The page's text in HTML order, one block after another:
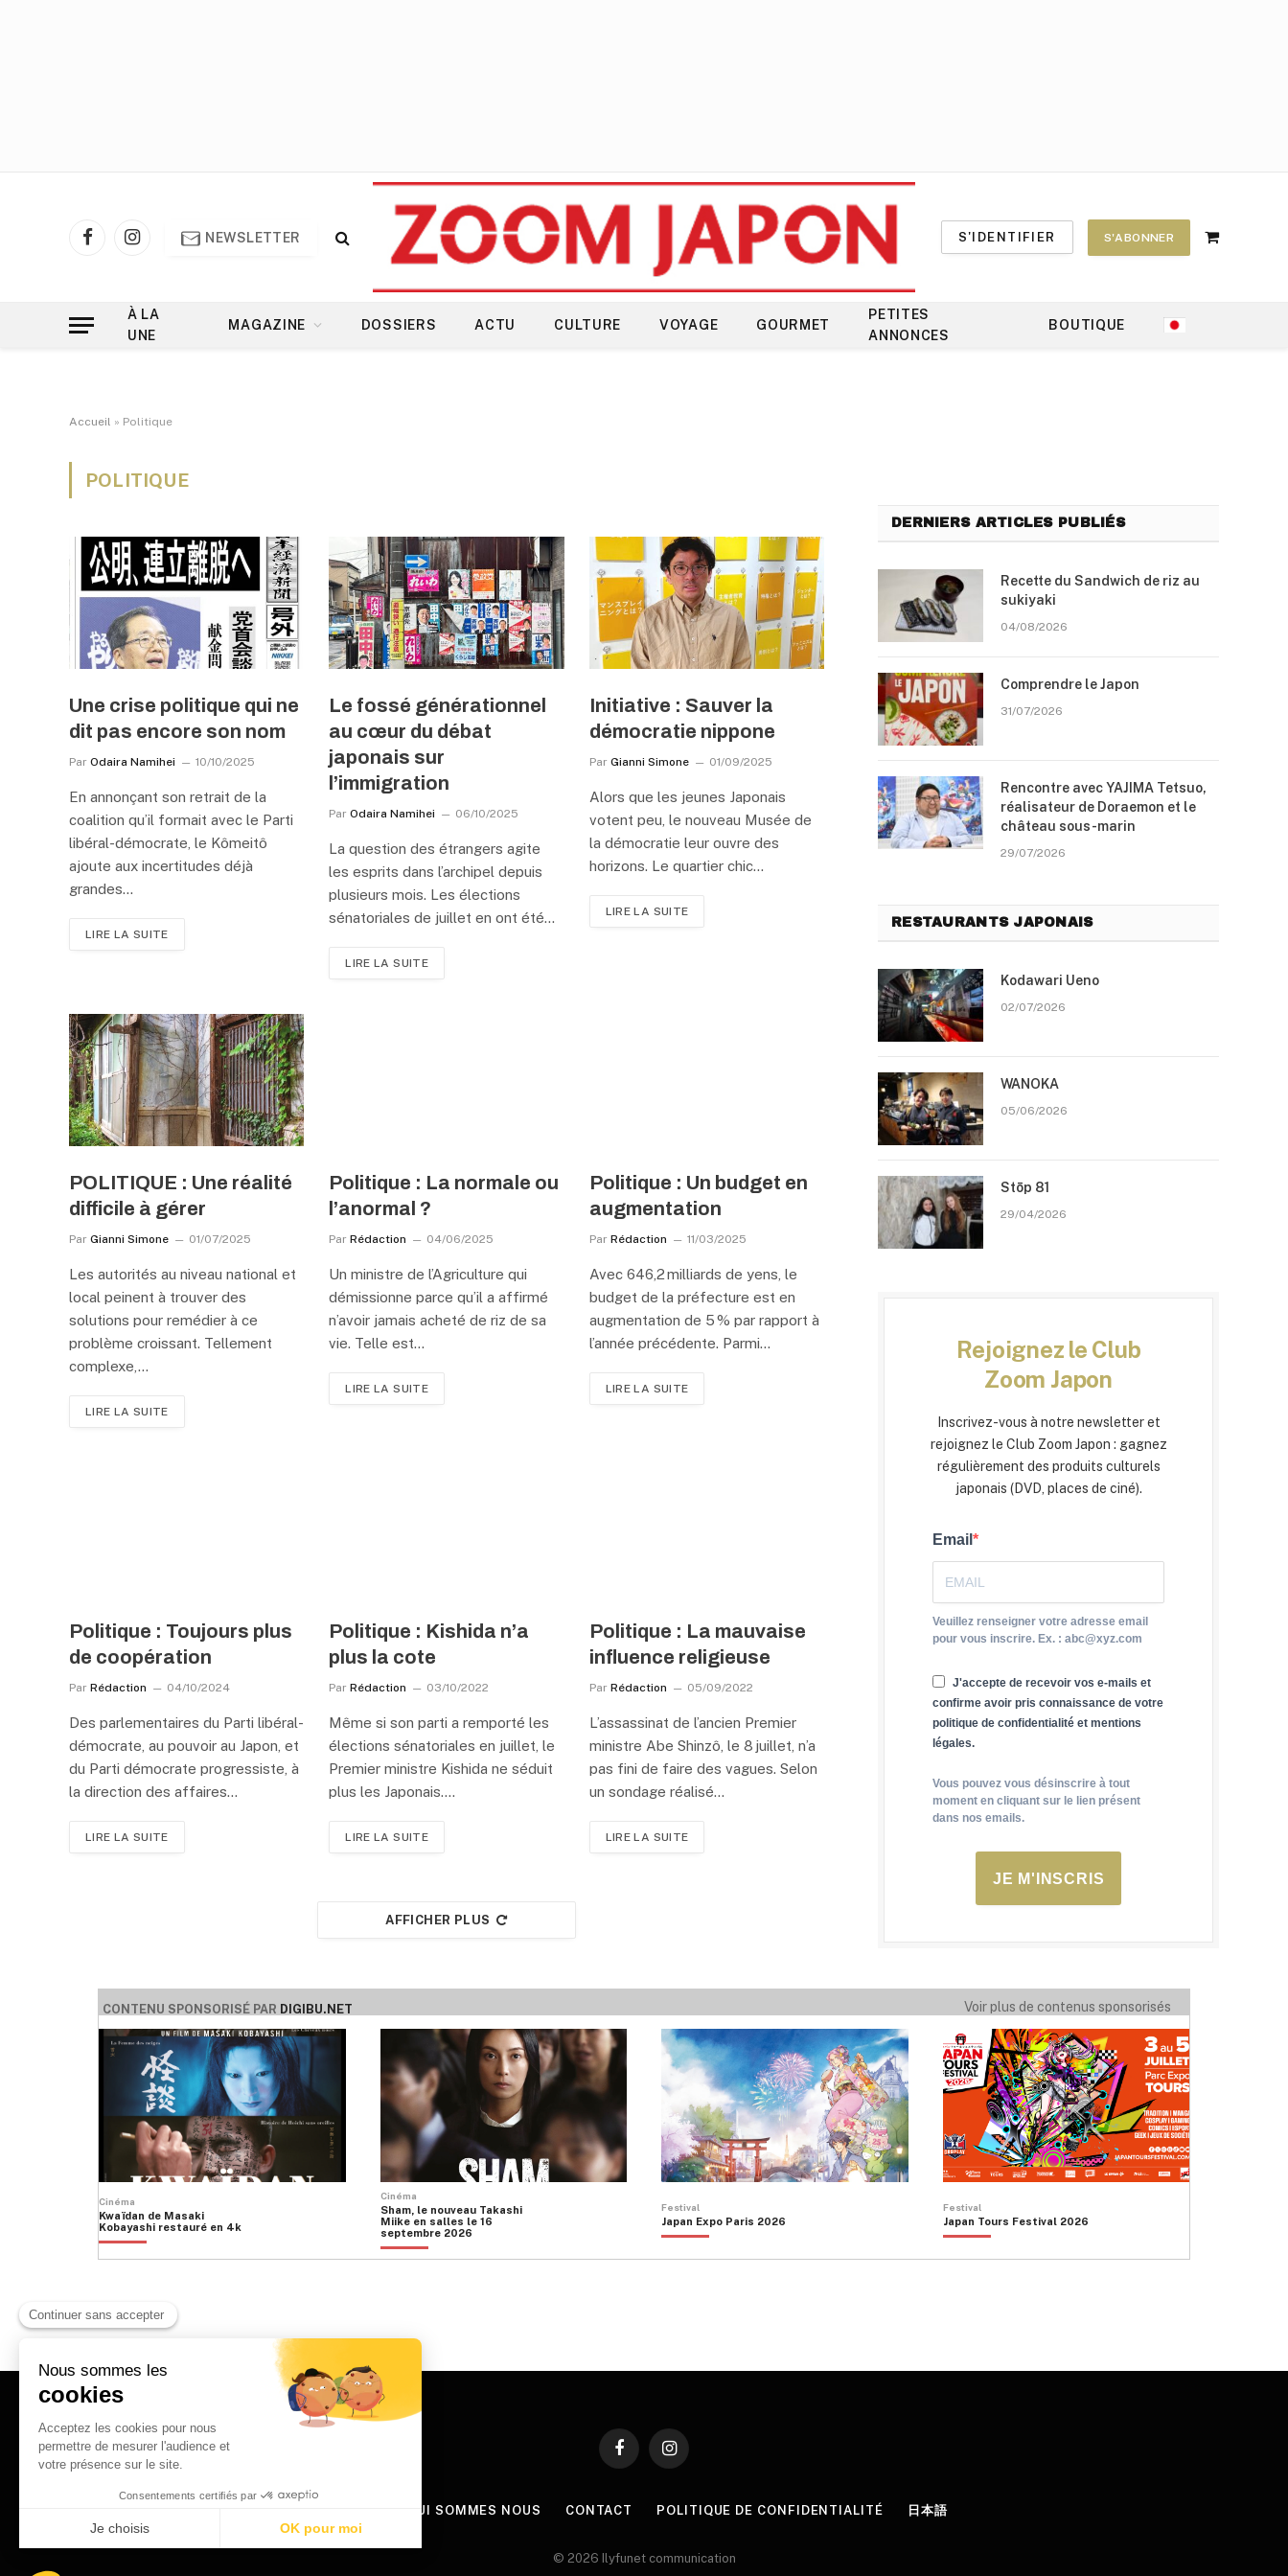
FacebookInstagram
NEWSLETTER S'IDENTIFIER S'ABONNER
Shopping
À LA
UNE
MAGAZINE DOSSIERS ACTU CULTURE VOYAGE GOURMET
PETITES
ANNONCES
BOUTIQUE
Accueil » Politique
POLITIQUE
Une crise politique qui ne
dit pas encore son nom
Par Odaira Namihei 10/10/2025
En annonçant son retrait de la
coalition qu’il formait avec le Parti
libéral-démocrate, le Kômeitô
ajoute aux incertitudes déjà
grandes…
LIRE LA SUITE
Le fossé générationnel
au cœur du débat
japonais sur
l’immigration
Par Odaira Namihei 06/10/2025
La question des étrangers agite
les esprits dans l’archipel depuis
plusieurs mois. Les élections
sénatoriales de juillet en ont été…
LIRE LA SUITE
Initiative : Sauver la
démocratie nippone
Par Gianni Simone 01/09/2025
Alors que les jeunes Japonais
votent peu, le nouveau Musée de
la démocratie leur ouvre des
horizons. Le quartier chic…
LIRE LA SUITE
POLITIQUE : Une réalité
difficile à gérer
Par Gianni Simone 01/07/2025
Les autorités au niveau national et
local peinent à trouver des
solutions pour remédier à ce
problème croissant. Tellement
complexe,…
LIRE LA SUITE
Politique : La normale ou
l’anormal ?
Par Rédaction 04/06/2025
Un ministre de l’Agriculture qui
démissionne parce qu’il a affirmé
n’avoir jamais acheté de riz de sa
vie. Telle est…
LIRE LA SUITE
Politique : Un budget en
augmentation
Par Rédaction 11/03/2025
Avec 646,2 milliards de yens, le
budget de la préfecture est en
augmentation de 5 % par rapport à
l’année précédente. Parmi…
LIRE LA SUITE
Politique : Toujours plus
de coopération
Par Rédaction 04/10/2024
Des parlementaires du Parti libéral-
démocrate, au pouvoir au Japon, et
du Parti démocrate progressiste, à
la direction des affaires…
LIRE LA SUITE
Politique : Kishida n’a
plus la cote
Par Rédaction 03/10/2022
Même si son parti a remporté les
élections sénatoriales en juillet, le
Premier ministre Kishida ne séduit
plus les Japonais.…
LIRE LA SUITE
Politique : La mauvaise
influence religieuse
Par Rédaction 05/09/2022
L’assassinat de l’ancien Premier
ministre Abe Shinzô, le 8 juillet, n’a
pas fini de faire des vagues. Selon
un sondage réalisé…
LIRE LA SUITE
AFFICHER PLUS
DERNIERS ARTICLES PUBLIÉS
Recette du Sandwich de riz au
sukiyaki
04/08/2026
Comprendre le Japon
31/07/2026
Rencontre avec YAJIMA Tetsuo,
réalisateur de Doraemon et le
château sous-marin
29/07/2026
RESTAURANTS JAPONAIS
Kodawari Ueno
02/07/2026
WANOKA
05/06/2026
Stōp 81
29/04/2026
Rejoignez le Club
Zoom Japon
Inscrivez-vous à notre newsletter et
rejoignez le Club Zoom Japon : gagnez
régulièrement des produits culturels
japonais (DVD, places de ciné).
Email
Veuillez renseigner votre adresse email
pour vous inscrire. Ex. : abc@xyz.com
J'accepte de recevoir vos e-mails et
confirme avoir pris connaissance de votre
politique de confidentialité et mentions
légales.
Vous pouvez vous désinscrire à tout
moment en cliquant sur le lien présent
dans nos emails.
JE M'INSCRIS
CONTENU SPONSORISÉ PAR DIGIBU.NET Voir plus de contenus sponsorisés
Cinéma
Kwaïdan de Masaki
Kobayashi restauré en 4k
Cinéma
Sham, le nouveau Takashi
Miike en salles le 16
septembre 2026
Festival
Japan Expo Paris 2026
Festival
Japan Tours Festival 2026
FacebookInstagram
QUI SOMMES NOUS CONTACT POLITIQUE DE CONFIDENTIALITÉ 日本語
© 2026 Ilyfunet communication